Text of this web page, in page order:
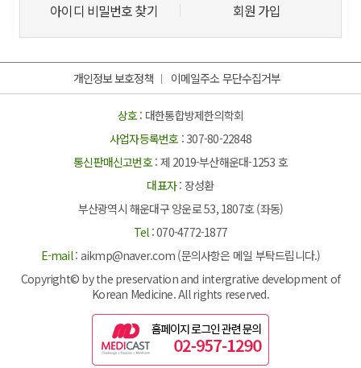
아이디 비밀번호 찾기 회원 가입
개인정보 보호정책 이메일주소 무단수집거부
상호: 대한통합방제한의학회
사업자등록번호: 307-80-22848
통신판매신고번호: 제 2019-부산해운대-1253 호
대표자: 장성환
부산광역시 해운대구 양운로 53, 1807호 (좌동)
Tel: 070-4772-1877
E-mail: aikmp@naver.com (문의사항은 메일 부탁드립니다.)
Copyright© by the preservation and intergrative development of
Korean Medicine. All rights reserved.